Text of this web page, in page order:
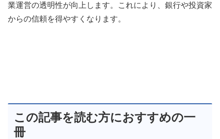
業運営の透明性が向上します。これにより、銀行や投資家
からの信頼を得やすくなります。
この記事を読む方におすすめの一
冊